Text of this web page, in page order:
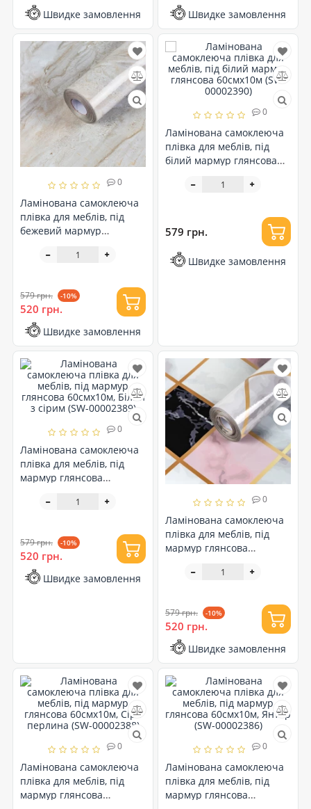
Швидке замовлення Швидке замовлення
0
Ламінована самоклеюча
плівка для меблів, під
бежевий мармур
00002392)
579 грн. -10%
520 грн.
Швидке замовлення
0
Ламінована самоклеюча
плівка для меблів, під
білий мармур глянсова
579 грн.
Швидке замовлення
0
Ламінована самоклеюча
плівка для меблів, під
мармур глянсова
(SW-00002389)
579 грн. -10%
520 грн.
Швидке замовлення
0
Ламінована самоклеюча
плівка для меблів, під
мармур глянсова
плитка (SW-00002400)
579 грн. -10%
520 грн.
Швидке замовлення
0
Ламінована самоклеюча
плівка для меблів, під
мармур глянсова
0
Ламінована самоклеюча
плівка для меблів, під
мармур глянсова